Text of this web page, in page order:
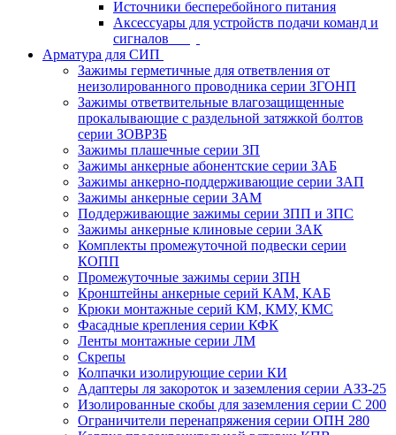
Источники бесперебойного питания
Аксессуары для устройств подачи команд и
сигналов
Арматура для СИП
Зажимы герметичные для ответвления от
неизолированного проводника серии ЗГОНП
Зажимы ответвительные влагозащищенные
прокалывающие с раздельной затяжкой болтов
серии ЗОВРЗБ
Зажимы плашечные серии ЗП
Зажимы анкерные абонентские серии ЗАБ
Зажимы анкерно-поддерживающие серии ЗАП
Зажимы анкерные серии ЗАМ
Поддерживающие зажимы серии ЗПП и ЗПС
Зажимы анкерные клиновые серии ЗАК
Комплекты промежуточной подвески серии
КОПП
Промежуточные зажимы серии ЗПН
Кронштейны анкерные серий КАМ, КАБ
Крюки монтажные серий КМ, КМУ, КМС
Фасадные крепления серии КФК
Ленты монтажные серии ЛМ
Скрепы
Колпачки изолирующие серии КИ
Адаптеры ля закороток и заземления серии АЗЗ-25
Изолированные скобы для заземления серии С 200
Ограничители перенапряжения серии ОПН 280